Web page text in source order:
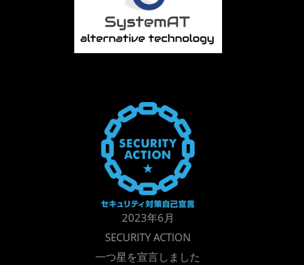
2023年6月
SECURITY ACTION
一つ星を宣言しました